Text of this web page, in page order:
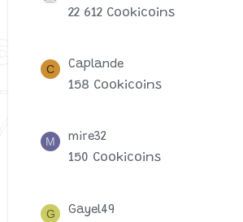
22 612 Cookicoins
C Caplande
158 Cookicoins
M mire32
150 Cookicoins
G Gayel49